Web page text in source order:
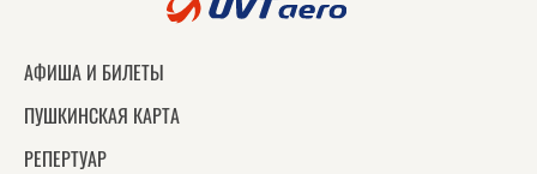
АФИША И БИЛЕТЫ
ПУШКИНСКАЯ КАРТА
РЕПЕРТУАР